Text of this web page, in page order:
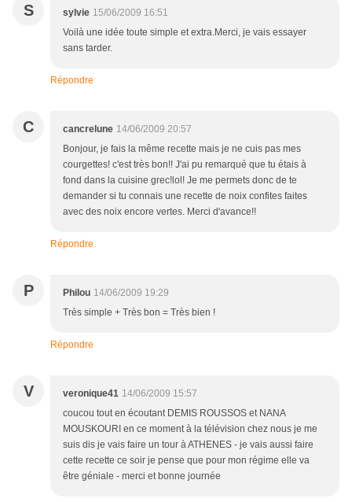
S sylvie 15/06/2009 16:51
Voilà une idée toute simple et extra.Merci, je vais essayer
sans tarder.
Répondre
C cancrelune 14/06/2009 20:57
Bonjour, je fais la même recette mais je ne cuis pas mes
courgettes! c'est très bon!! J'ai pu remarqué que tu étais à
fond dans la cuisine grec!lol! Je me permets donc de te
demander si tu connais une recette de noix confites faites
avec des noix encore vertes. Merci d'avance!!
Répondre
P Philou 14/06/2009 19:29
Très simple + Très bon = Très bien !
Répondre
V veronique41 14/06/2009 15:57
coucou tout en écoutant DEMIS ROUSSOS et NANA
MOUSKOURI en ce moment à la télévision chez nous je me
suis dis je vais faire un tour à ATHENES - je vais aussi faire
cette recette ce soir je pense que pour mon régime elle va
être géniale - merci et bonne journée